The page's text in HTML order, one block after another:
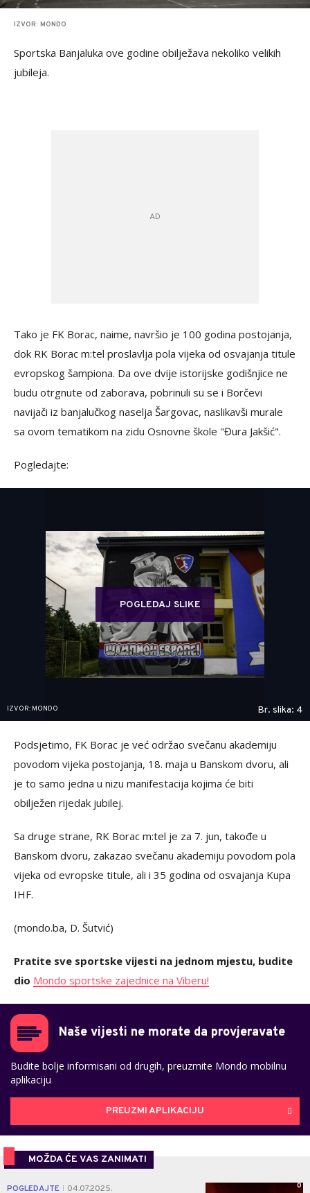
IZVOR: MONDO
Sportska Banjaluka ove godine obilježava nekoliko velikih
jubileja.
Tako je FK Borac, naime, navršio je 100 godina postojanja,
dok RK Borac m:tel proslavlja pola vijeka od osvajanja titule
evropskog šampiona. Da ove dvije istorijske godišnjice ne
budu otrgnute od zaborava, pobrinuli su se i Borčevi
navijači iz banjalučkog naselja Šargovac, naslikavši murale
sa ovom tematikom na zidu Osnovne škole "Đura Jakšić".
Pogledajte:
POGLEDAJ SLIKE
IZVOR: MONDO Br. slika: 4
Podsjetimo, FK Borac je već održao svečanu akademiju
povodom vijeka postojanja, 18. maja u Banskom dvoru, ali
je to samo jedna u nizu manifestacija kojima će biti
obilježen rijedak jubilej.
Sa druge strane, RK Borac m:tel je za 7. jun, takođe u
Banskom dvoru, zakazao svečanu akademiju povodom pola
vijeka od evropske titule, ali i 35 godina od osvajanja Kupa
IHF.
(mondo.ba, D. Šutvić)
Pratite sve sportske vijesti na jednom mjestu, budite
dio Mondo sportske zajednice na Viberu!
Naše vijesti ne morate da provjeravate
Budite bolje informisani od drugih, preuzmite Mondo mobilnu
aplikaciju
PREUZMI APLIKACIJU
MOŽDA ĆE VAS ZANIMATI
POGLEDAJTE 04.07.2025. 0